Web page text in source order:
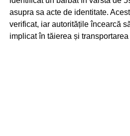
asupra sa acte de identitate.
verificat, iar autoritățile încearcă
implicat în tăierea și